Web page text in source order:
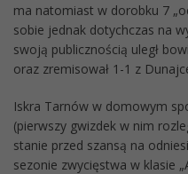
ma natomiast w dorobku 7
sobie jednak dotychczas na
swoją publicznością uległ
oraz zremisował 1-1 z
Iskra Tarnów w domowym
(pierwszy gwizdek w nim
stanie przed szansą na
sezonie zwycięstwa w klasie